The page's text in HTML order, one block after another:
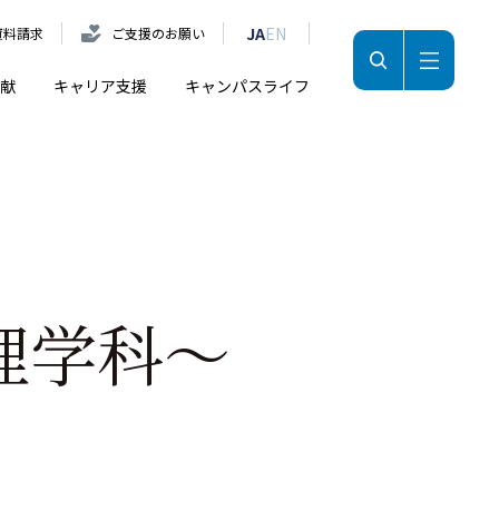
料請求 ご支援のお願い JAEN
キャリア支援 キャンパスライフ
科～